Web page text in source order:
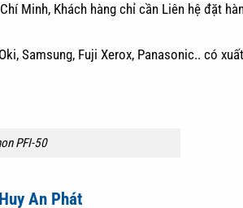
Minh, Khách hàng chỉ cần Liên hệ đặt
Samsung, Fuji Xerox, Panasonic.. có
PFI-50
An Phát